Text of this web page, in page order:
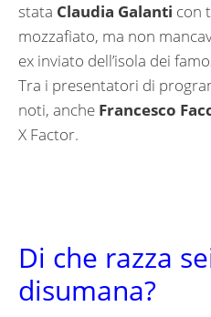
stata Claudia Galanti con
mozzafiato, ma non
ex inviato dell’isola dei
Tra i presentatori di
noti, anche Francesco
X Factor.
Di che razza
disumana?